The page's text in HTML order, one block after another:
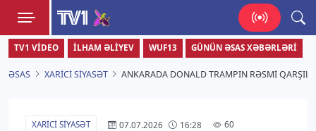
TV1
Zamanı bizimlə yaşa!
TV1 VIDEO İLHAM ƏLIYEV WUF13 GÜNÜN ƏSAS XƏBƏRLƏRI
ƏSAS XARICI SIYASƏT ANKARADA DONALD TRAMPIN RƏSMI
XARICI SIYASƏT 07.07.2026 16:28 60